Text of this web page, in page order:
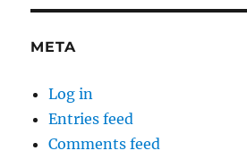
META
Log in
Entries feed
Comments feed